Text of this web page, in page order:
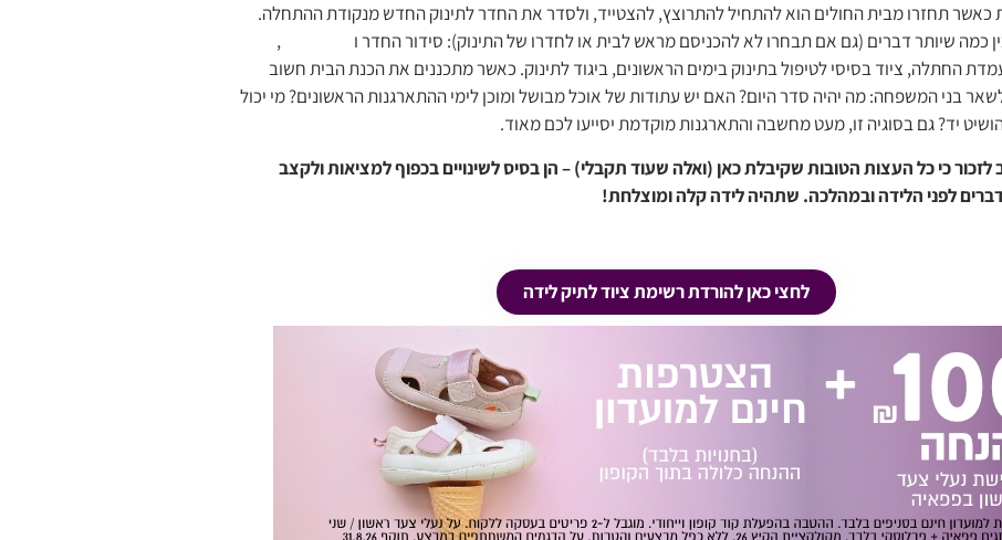
כאשר תחזרו מבית החולים הוא להתחיל להתרוצץ, להצטייד, ולסדר את החדר לתינוק החדש מנקודת ההתחלה.
כמה שיותר דברים (גם אם תבחרו לא להכניסם מראש לבית או לחדרו של התינוק): סידור החדר ו
,
החתלה, ציוד בסיסי לטיפול בתינוק בימים הראשונים, ביגוד לתינוק. כאשר מתכננים את הכנת הבית חשוב
בני המשפחה: מה יהיה סדר היום? האם יש עתודות של אוכל מבושל ומוכן לימי ההתארגנות הראשונים? מי יכול
יד? גם בסוגיה זו, מעט מחשבה והתארגנות מוקדמת יסייעו לכם מאוד.
לזכור כי כל העצות הטובות שקיבלת כאן (ואלה שעוד תקבלי) – הן בסיס לשינויים בכפוף למציאות ולקצב
לפני הלידה ובמהלכה. שתהיה לידה קלה ומוצלחת!
לחצי כאן להורדת רשימת ציוד לתיק לידה